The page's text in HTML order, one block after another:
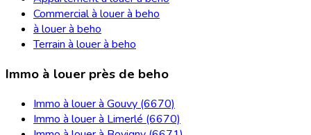
Commercial à louer à beho
à louer à beho
Terrain à louer à beho
Immo à louer près de beho
Immo à louer à Gouvy (6670)
Immo à louer à Limerlé (6670)